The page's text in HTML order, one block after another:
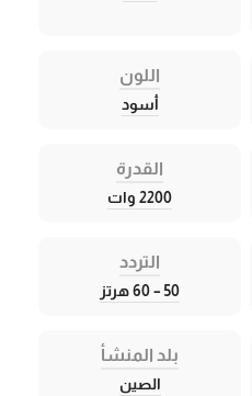
اللون
أسود
القدرة
2200 وات
التردد
50 – 60 هرتز
بلد المنشأ
الصين